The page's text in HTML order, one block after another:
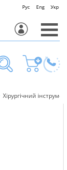
Рус Eng Укр
Хірургічний